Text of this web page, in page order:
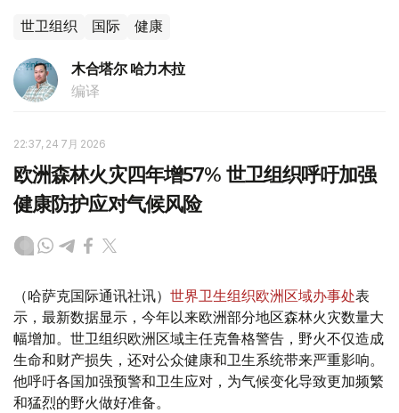
世卫组织 国际 健康
木合塔尔 哈力木拉
编译
22:37, 24 7月 2026
欧洲森林火灾四年增57% 世卫组织呼吁加强
健康防护应对气候风险
（哈萨克国际通讯社讯） 世界卫生组织欧洲区域办事处表
示，最新数据显示，今年以来欧洲部分地区森林火灾数量大
幅增加。世卫组织欧洲区域主任克鲁格警告，野火不仅造成
生命和财产损失，还对公众健康和卫生系统带来严重影响。
他呼吁各国加强预警和卫生应对，为气候变化导致更加频繁
和猛烈的野火做好准备。